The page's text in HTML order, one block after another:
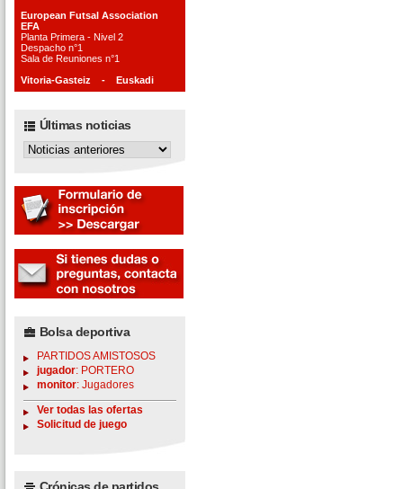
European Futsal Association
EFA
Planta Primera - Nivel 2
Despacho n°1
Sala de Reuniones n°1
Vitoria-Gasteiz - Euskadi
Últimas noticias
Bolsa deportiva
PARTIDOS AMISTOSOS
jugador: PORTERO
monitor: Jugadores
Ver todas las ofertas
Solicitud de juego